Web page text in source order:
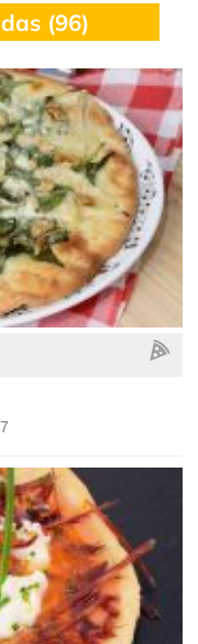
(96)